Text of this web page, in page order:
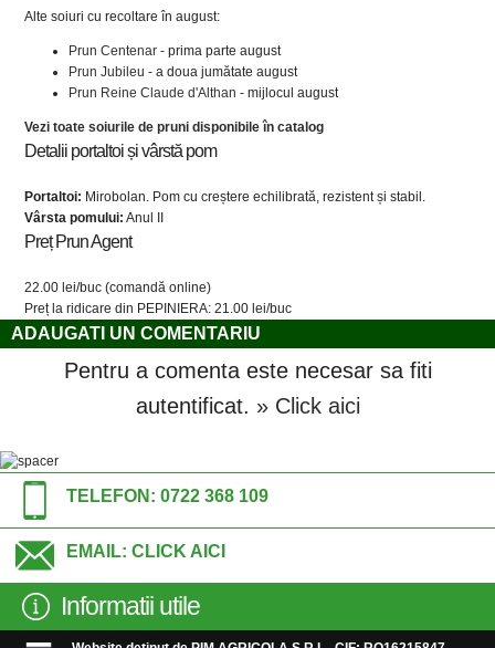
Alte soiuri cu recoltare în august:
Prun Centenar - prima parte august
Prun Jubileu - a doua jumătate august
Prun Reine Claude d'Althan - mijlocul august
Vezi toate soiurile de pruni disponibile în catalog
Detalii portaltoi și vârstă pom
Portaltoi: Mirobolan. Pom cu creștere echilibrată, rezistent și stabil.
Vârsta pomului: Anul II
Preț Prun Agent
22.00 lei/buc (comandă online)
Preț la ridicare din PEPINIERA: 21.00 lei/buc
ADAUGATI UN COMENTARIU
Pentru a comenta este necesar sa fiti
autentificat. » Click aici
TELEFON: 0722 368 109
EMAIL: CLICK AICI
Informatii utile